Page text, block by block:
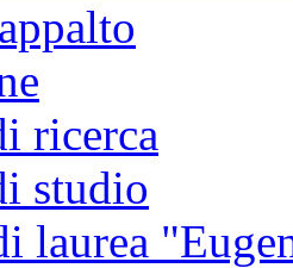
ricerca
studio
laurea